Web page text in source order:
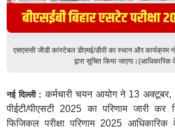
एसएससी जीडी कांस्टेबल डीएमई/डीवी का स्थान और कार्यक्रम
द्वारा सूचित किया जाएगा।(आधिकारिक
नई दिल्ली : कर्मचारी चयन आयोग ने 13
पीईटी/पीएसटी 2025 का परिणाम जारी कर
फिजिकल परीक्षा परिणाम 2025